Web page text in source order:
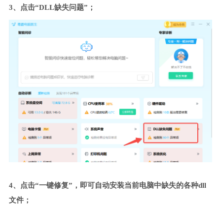
3、点击“DLL缺失问题”；
4、点击“一键修复”，即可自动安装当前电脑中缺失的各种dll
文件；